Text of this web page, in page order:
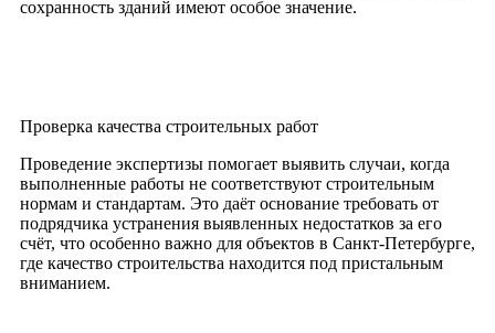
сохранность зданий имеют особое значение.
Проверка качества строительных работ
Проведение экспертизы помогает выявить случаи, когда
выполненные работы не соответствуют строительным
нормам и стандартам. Это даёт основание требовать от
подрядчика устранения выявленных недостатков за его
счёт, что особенно важно для объектов в Санкт-Петербурге,
где качество строительства находится под пристальным
вниманием.